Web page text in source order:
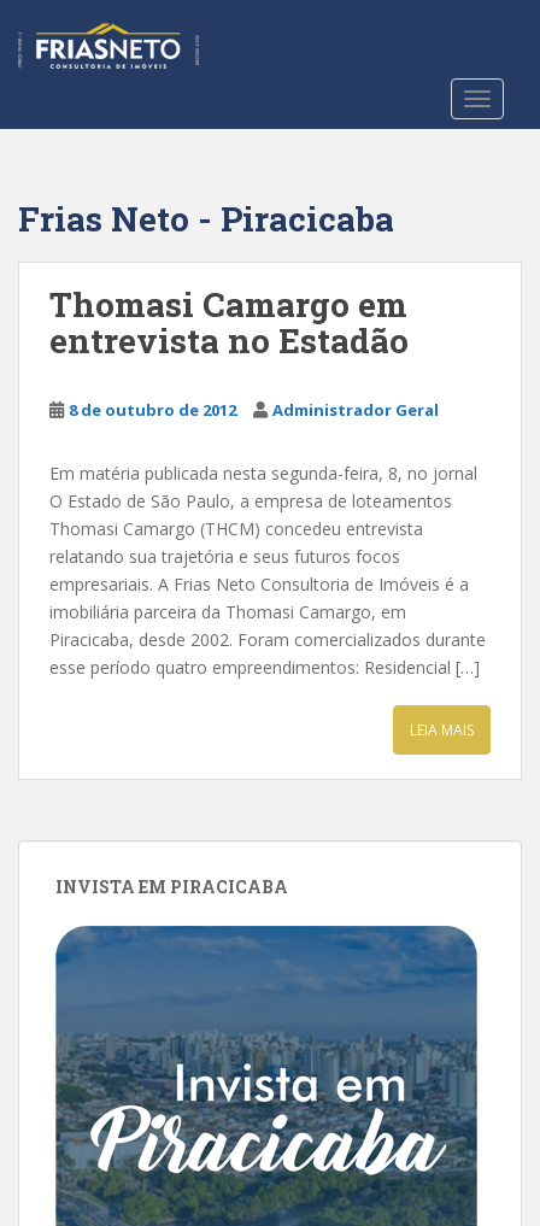
t
Frias Neto - Piracicaba
Thomasi Camargo em
entrevista no Estadão
8 de outubro de 2012 Administrador Geral
Em matéria publicada nesta segunda-feira, 8, no jornal
O Estado de São Paulo, a empresa de loteamentos
Thomasi Camargo (THCM) concedeu entrevista
relatando sua trajetória e seus futuros focos
empresariais. A Frias Neto Consultoria de Imóveis é a
imobiliária parceira da Thomasi Camargo, em
Piracicaba, desde 2002. Foram comercializados durante
esse período quatro empreendimentos: Residencial […]
LEIA MAIS
INVISTA EM PIRACICABA